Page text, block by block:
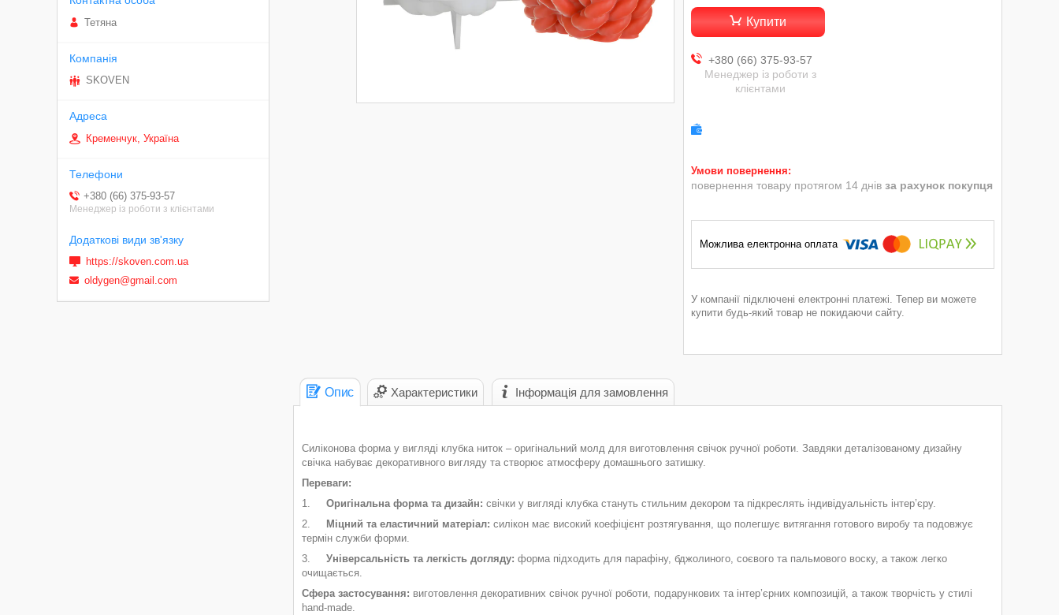
Купити
+380 (66) 375-93-57
Менеджер із роботи з
клієнтами
повернення товару протягом 14 днів за рахунок покупця
У компанії підключені електронні платежі. Тепер ви можете
купити будь-який товар не покидаючи сайту.
Опис Характеристики Інформація для замовлення
Силіконова форма у вигляді клубка ниток – оригінальний молд для виготовлення свічок ручної роботи. Завдяки деталізованому дизайну
свічка набуває декоративного вигляду та створює атмосферу домашнього затишку.
Переваги:
1. Оригінальна форма та дизайн: свічки у вигляді клубка стануть стильним декором та підкреслять індивідуальність інтер’єру.
2. Міцний та еластичний матеріал: силікон має високий коефіцієнт розтягування, що полегшує витягання готового виробу та подовжує
термін служби форми.
3. Універсальність та легкість догляду: форма підходить для парафіну, бджолиного, соєвого та пальмового воску, а також легко
очищається.
Сфера застосування: виготовлення декоративних свічок ручної роботи, подарункових та інтер’єрних композицій, а також творчість у стилі
hand-made.
Тетяна
SKOVEN
Кременчук, Україна
+380 (66) 375-93-57
Менеджер із роботи з клієнтами
https://skoven.com.ua
oldygen@gmail.com